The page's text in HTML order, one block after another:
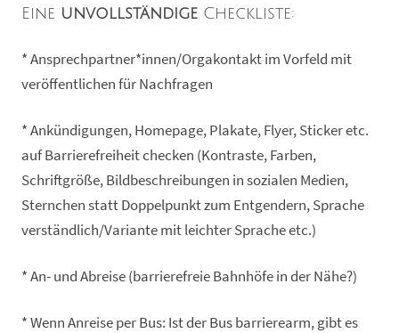
Eine unvollständige Checkliste:
* Ansprechpartner*innen/Orgakontakt im Vorfeld mit
veröffentlichen für Nachfragen
* Ankündigungen, Homepage, Plakate, Flyer, Sticker etc.
auf Barrierefreiheit checken (Kontraste, Farben,
Schriftgröße, Bildbeschreibungen in sozialen Medien,
Sternchen statt Doppelpunkt zum Entgendern, Sprache
verständlich/Variante mit leichter Sprache etc.)
* An- und Abreise (barrierefreie Bahnhöfe in der Nähe?)
* Wenn Anreise per Bus: Ist der Bus barrierearm, gibt es